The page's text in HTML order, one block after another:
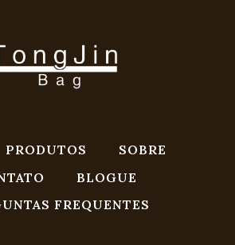
PRODUTOS
SOBRE
BLOGUE
FREQUENTES